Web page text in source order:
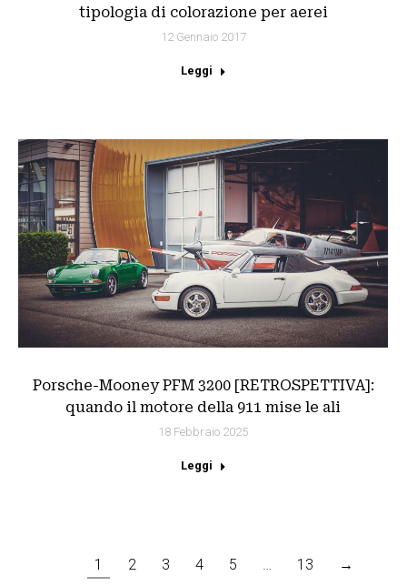
tipologia di colorazione per aerei
12 Gennaio 2017
Leggi
Porsche-Mooney PFM 3200 [RETROSPETTIVA]:
quando il motore della 911 mise le ali
18 Febbraio 2025
Leggi
1 2 3 4 5 … 13 →